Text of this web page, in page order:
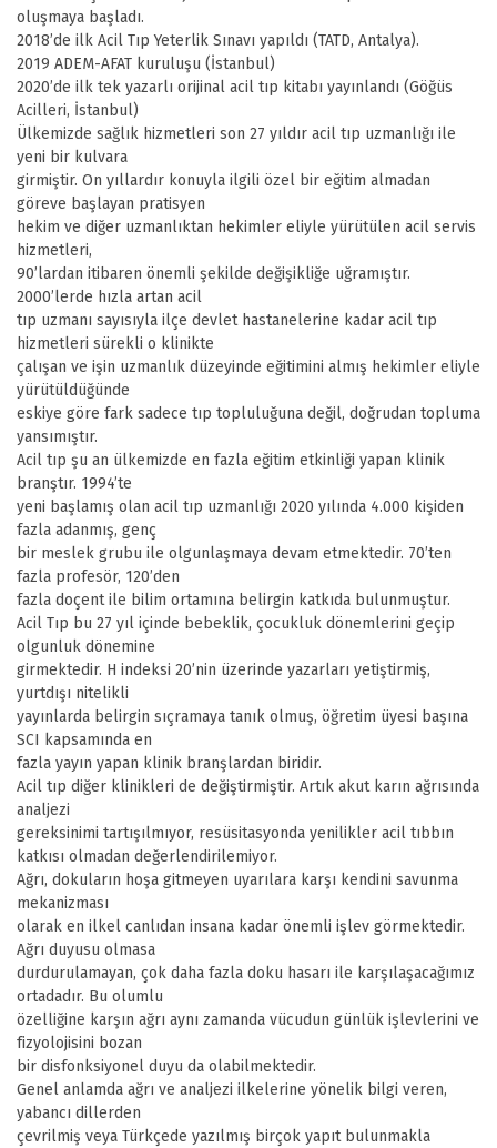
oluşmaya başladı.
2018’de ilk Acil Tıp Yeterlik Sınavı yapıldı (TATD, Antalya).
2019 ADEM-AFAT kuruluşu (İstanbul)
2020’de ilk tek yazarlı orijinal acil tıp kitabı yayınlandı (Göğüs
Acilleri, İstanbul)
Ülkemizde sağlık hizmetleri son 27 yıldır acil tıp uzmanlığı ile
yeni bir kulvara
girmiştir. On yıllardır konuyla ilgili özel bir eğitim almadan
göreve başlayan pratisyen
hekim ve diğer uzmanlıktan hekimler eliyle yürütülen acil servis
hizmetleri,
90’lardan itibaren önemli şekilde değişikliğe uğramıştır.
2000’lerde hızla artan acil
tıp uzmanı sayısıyla ilçe devlet hastanelerine kadar acil tıp
hizmetleri sürekli o klinikte
çalışan ve işin uzmanlık düzeyinde eğitimini almış hekimler eliyle
yürütüldüğünde
eskiye göre fark sadece tıp topluluğuna değil, doğrudan topluma
yansımıştır.
Acil tıp şu an ülkemizde en fazla eğitim etkinliği yapan klinik
branştır. 1994’te
yeni başlamış olan acil tıp uzmanlığı 2020 yılında 4.000 kişiden
fazla adanmış, genç
bir meslek grubu ile olgunlaşmaya devam etmektedir. 70’ten
fazla profesör, 120’den
fazla doçent ile bilim ortamına belirgin katkıda bulunmuştur.
Acil Tıp bu 27 yıl içinde bebeklik, çocukluk dönemlerini geçip
olgunluk dönemine
girmektedir. H indeksi 20’nin üzerinde yazarları yetiştirmiş,
yurtdışı nitelikli
yayınlarda belirgin sıçramaya tanık olmuş, öğretim üyesi başına
SCI kapsamında en
fazla yayın yapan klinik branşlardan biridir.
Acil tıp diğer klinikleri de değiştirmiştir. Artık akut karın ağrısında
analjezi
gereksinimi tartışılmıyor, resüsitasyonda yenilikler acil tıbbın
katkısı olmadan değerlendirilemiyor.
Ağrı, dokuların hoşa gitmeyen uyarılara karşı kendini savunma
mekanizması
olarak en ilkel canlıdan insana kadar önemli işlev görmektedir.
Ağrı duyusu olmasa
durdurulamayan, çok daha fazla doku hasarı ile karşılaşacağımız
ortadadır. Bu olumlu
özelliğine karşın ağrı aynı zamanda vücudun günlük işlevlerini ve
fizyolojisini bozan
bir disfonksiyonel duyu da olabilmektedir.
Genel anlamda ağrı ve analjezi ilkelerine yönelik bilgi veren,
yabancı dillerden
çevrilmiş veya Türkçede yazılmış birçok yapıt bulunmakla